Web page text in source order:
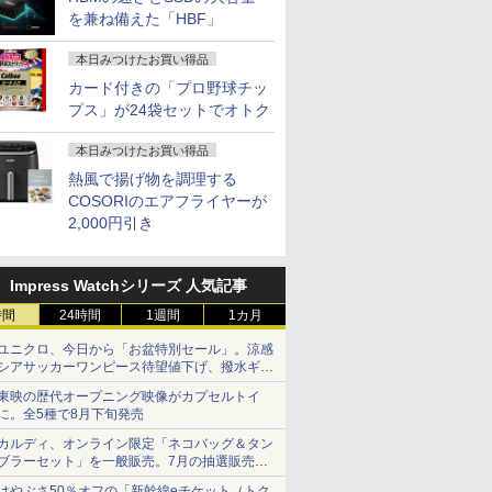
を兼ね備えた「HBF」
本日みつけたお買い得品
カード付きの「プロ野球チッ
プス」が24袋セットでオトク
本日みつけたお買い得品
熱風で揚げ物を調理する
COSORIのエアフライヤーが
2,000円引き
Impress Watchシリーズ 人気記事
24時間 1週間 1カ月
ニクロ、今日から「お盆特別セール」。涼感
アサッカーワンピース待望値下げ、撥水ギア
ョーツは1990円に
映の歴代オープニング映像がカプセルトイ
。全5種で8月下旬発売
ルディ、オンライン限定「ネコバッグ＆タン
ラーセット」を一般販売。7月の抽選販売の
選無効分